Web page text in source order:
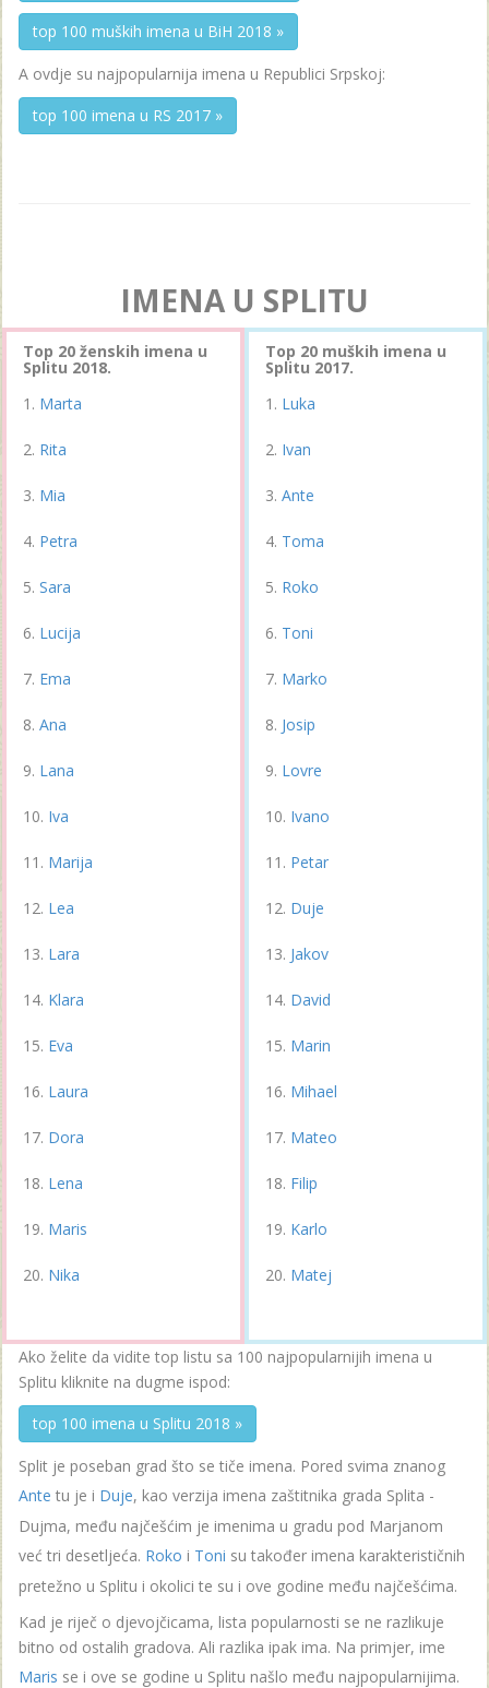
top 100 muških imena u BiH 2018 »
A ovdje su najpopularnija imena u Republici Srpskoj:
top 100 imena u RS 2017 »
IMENA U SPLITU
Top 20 ženskih imena u
Splitu 2018.
Marta
Rita
Mia
Petra
Sara
Lucija
Ema
Ana
Lana
Iva
Marija
Lea
Lara
Klara
Eva
Laura
Dora
Lena
Maris
Nika
Top 20 muških imena u
Splitu 2017.
Luka
Ivan
Ante
Toma
Roko
Toni
Marko
Josip
Lovre
Ivano
Petar
Duje
Jakov
David
Marin
Mihael
Mateo
Filip
Karlo
Matej
Ako želite da vidite top listu sa 100 najpopularnijih imena u
Splitu kliknite na dugme ispod:
top 100 imena u Splitu 2018 »
Split je poseban grad što se tiče imena. Pored svima znanog
Ante tu je i Duje, kao verzija imena zaštitnika grada Splita -
Dujma, među najčešćim je imenima u gradu pod Marjanom
već tri desetljeća. Roko i Toni su također imena karakterističnih
pretežno u Splitu i okolici te su i ove godine među najčešćima.
Kad je riječ o djevojčicama, lista popularnosti se ne razlikuje
bitno od ostalih gradova. Ali razlika ipak ima. Na primjer, ime
Maris se i ove se godine u Splitu našlo među najpopularnijima.